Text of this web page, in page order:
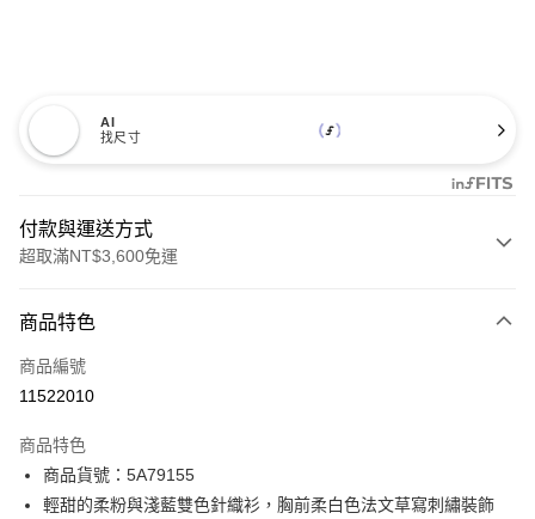
AI
找尺寸
付款與運送方式
超取滿NT$3,600免運
信用卡一次付款
信用卡分期付款
合作金庫商業銀行
華南商業銀行
上海商業儲蓄銀行
台北富邦商業銀行
LINE Pay
Apple Pay
商品特色
商品編號
11522010
商品特色
商品貨號：5A79155
輕甜的柔粉與淺藍雙色針織衫，胸前柔白色法文草寫刺繡裝飾